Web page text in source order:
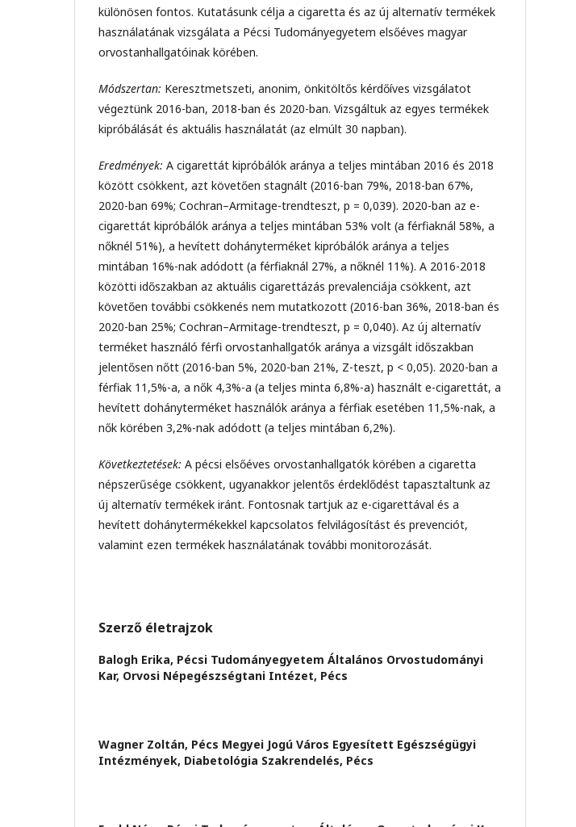
különösen fontos. Kutatásunk célja a cigaretta és az új alternatív termékek
használatának vizsgálata a Pécsi Tudományegyetem elsőéves magyar
orvostanhallgatóinak körében.
Módszertan: Keresztmetszeti, anonim, önkitöltős kérdőíves vizsgálatot
végeztünk 2016-ban, 2018-ban és 2020-ban. Vizsgáltuk az egyes termékek
kipróbálását és aktuális használatát (az elmúlt 30 napban).
Eredmények: A cigarettát kipróbálók aránya a teljes mintában 2016 és 2018
között csökkent, azt követően stagnált (2016-ban 79%, 2018-ban 67%,
2020-ban 69%; Cochran–Armitage-trendteszt, p = 0,039). 2020-ban az e-
cigarettát kipróbálók aránya a teljes mintában 53% volt (a férfiaknál 58%, a
nőknél 51%), a hevített dohányterméket kipróbálók aránya a teljes
mintában 16%-nak adódott (a férfiaknál 27%, a nőknél 11%). A 2016-2018
közötti időszakban az aktuális cigarettázás prevalenciája csökkent, azt
követően további csökkenés nem mutatkozott (2016-ban 36%, 2018-ban és
2020-ban 25%; Cochran–Armitage-trendteszt, p = 0,040). Az új alternatív
terméket használó férfi orvostanhallgatók aránya a vizsgált időszakban
jelentősen nőtt (2016-ban 5%, 2020-ban 21%, Z-teszt, p < 0,05). 2020-ban a
férfiak 11,5%-a, a nők 4,3%-a (a teljes minta 6,8%-a) használt e-cigarettát, a
hevített dohányterméket használók aránya a férfiak esetében 11,5%-nak, a
nők körében 3,2%-nak adódott (a teljes mintában 6,2%).
Következtetések: A pécsi elsőéves orvostanhallgatók körében a cigaretta
népszerűsége csökkent, ugyanakkor jelentős érdeklődést tapasztaltunk az
új alternatív termékek iránt. Fontosnak tartjuk az e-cigarettával és a
hevített dohánytermékekkel kapcsolatos felvilágosítást és prevenciót,
valamint ezen termékek használatának további monitorozását.
Szerző életrajzok
Balogh Erika, Pécsi Tudományegyetem Általános Orvostudományi
Kar, Orvosi Népegészségtani Intézet, Pécs
Wagner Zoltán, Pécs Megyei Jogú Város Egyesített Egészségügyi
Intézmények, Diabetológia Szakrendelés, Pécs